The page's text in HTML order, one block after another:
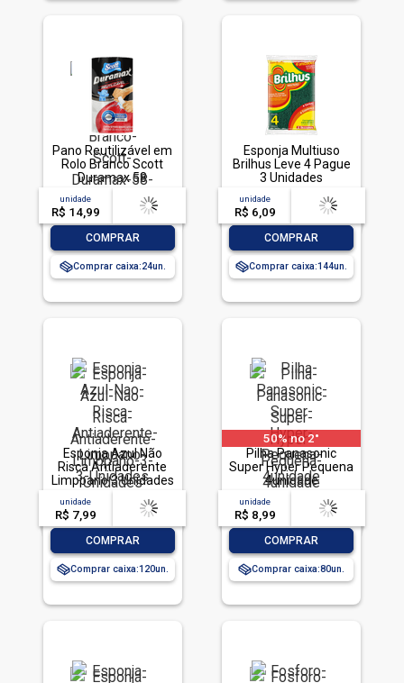
Pano Reutilizável em
Rolo Branco Scott
Duramax 58
Unidades
unidade
R$ 14,99
acima de
-- --,--un.
COMPRAR
Comprar caixa:24
Esponja Multiuso
Brilhus Leve 4 Pague
3 Unidades
unidade
R$ 6,09
acima de
-- --,--un.
COMPRAR
Comprar caixa:144
Esponja Azul Não
Risca Antiaderente
Limppano 3 Unidades
unidade
R$ 7,99
acima de
-- --,--un.
COMPRAR
Comprar caixa:120
50% no 2°
Pilha Panasonic
Super Hyper Pequena
4unidade
unidade
R$ 8,99
acima de
-- --,--un.
COMPRAR
Comprar caixa:80